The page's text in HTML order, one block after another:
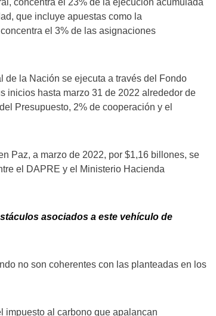
concentra el 23% de la ejecución acumulada
que incluye apuestas como la
el 3% de las asignaciones
de la Nación se ejecuta a través del Fondo
inicios hasta marzo 31 de 2022 alrededor de
Presupuesto, 2% de cooperación y el
Paz, a marzo de 2022, por $1,16 billones, se
el DAPRE y el Ministerio Hacienda
asociados a este vehículo de
no son coherentes con las planteadas en los
impuesto al carbono que apalancan